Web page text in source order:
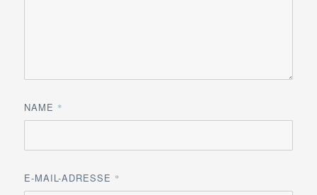
NAME *
E-MAIL-ADRESSE *